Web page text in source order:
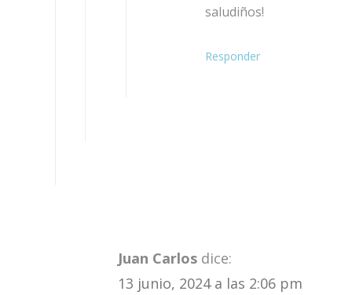
saludiños!
Responder
Juan Carlos dice:
13 junio, 2024 a las 2:06 pm